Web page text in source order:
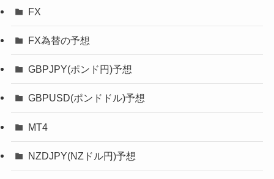
FX
FX為替の予想
GBPJPY(ポンド円)予想
GBPUSD(ポンドドル)予想
MT4
NZDJPY(NZドル円)予想